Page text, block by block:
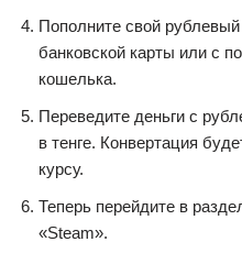
Пополните свой
банковской карты или с
кошелька.
Переведите деньги с
в тенге. Конвертация
курсу.
Теперь перейдите в
«Steam».